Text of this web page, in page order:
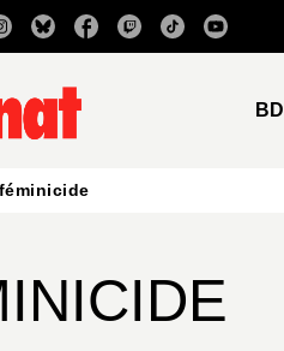
RECHERCHE CONTENU
BD
féminicide